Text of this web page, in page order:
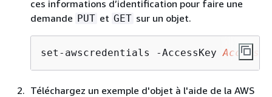
ces informations d’identification pour faire une
demande PUT et GET sur un objet.
set-awscredentials -AccessKey
Téléchargez un exemple d'objet à l'aide de la AWS